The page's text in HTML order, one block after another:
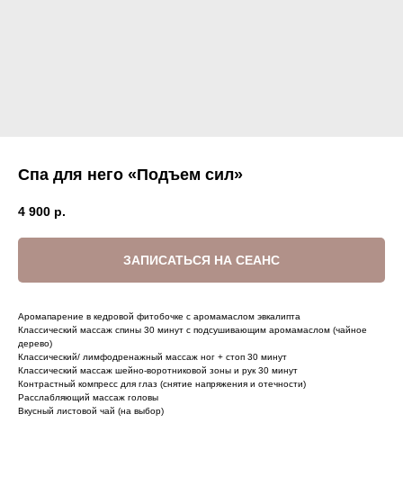
Спа для него «Подъем сил»
4 900 р.
ЗАПИСАТЬСЯ НА СЕАНС
Аромапарение в кедровой фитобочке с аромамаслом эвкалипта
Классический массаж спины 30 минут с подсушивающим аромамаслом (чайное
дерево)
Классический/ лимфодренажный массаж ног + стоп 30 минут
Классический массаж шейно-воротниковой зоны и рук 30 минут
Контрастный компресс для глаз (снятие напряжения и отечности)
Расслабляющий массаж головы
Вкусный листовой чай (на выбор)